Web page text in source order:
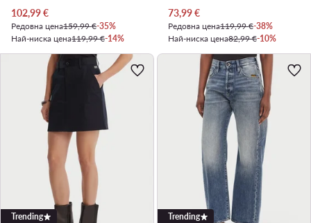
Актуална цена
102,99€
Редовна цена159,99 €-35%
Най-ниска цена119,99 €-14%
Актуална цена
73,99€
Редовна цена119,99 €-38%
Най-ниска цена82,99 €-10%
Trending
Trending